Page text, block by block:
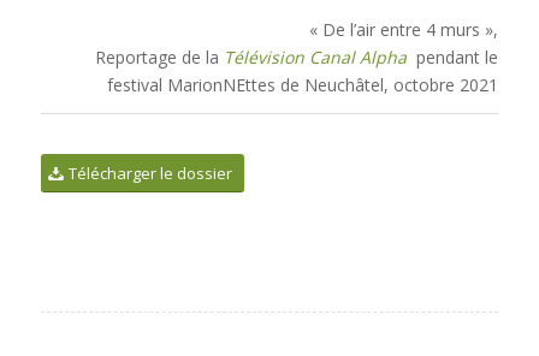
« De l’air entre 4 murs »,
Reportage de la Télévision Canal Alpha pendant le
festival MarionNEttes de Neuchâtel, octobre 2021
Télécharger le dossier